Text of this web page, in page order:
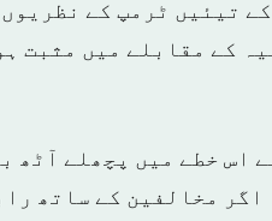
تیئیں ٹرمپ کے
کے مقابلے میں مثبت
اس خطے میں پچھلے آٹھ
مخالفین کے ساتھ